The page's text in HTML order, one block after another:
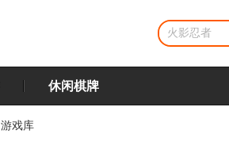
休闲棋牌
游戏库